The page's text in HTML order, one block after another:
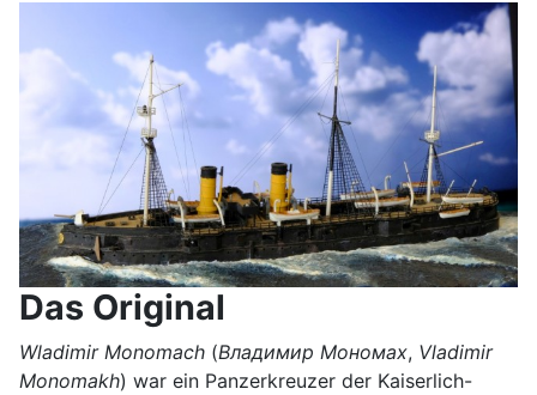
Das Original
Wladimir Monomach (Владимир Мономах, Vladimir
Monomakh) war ein Panzerkreuzer der Kaiserlich-